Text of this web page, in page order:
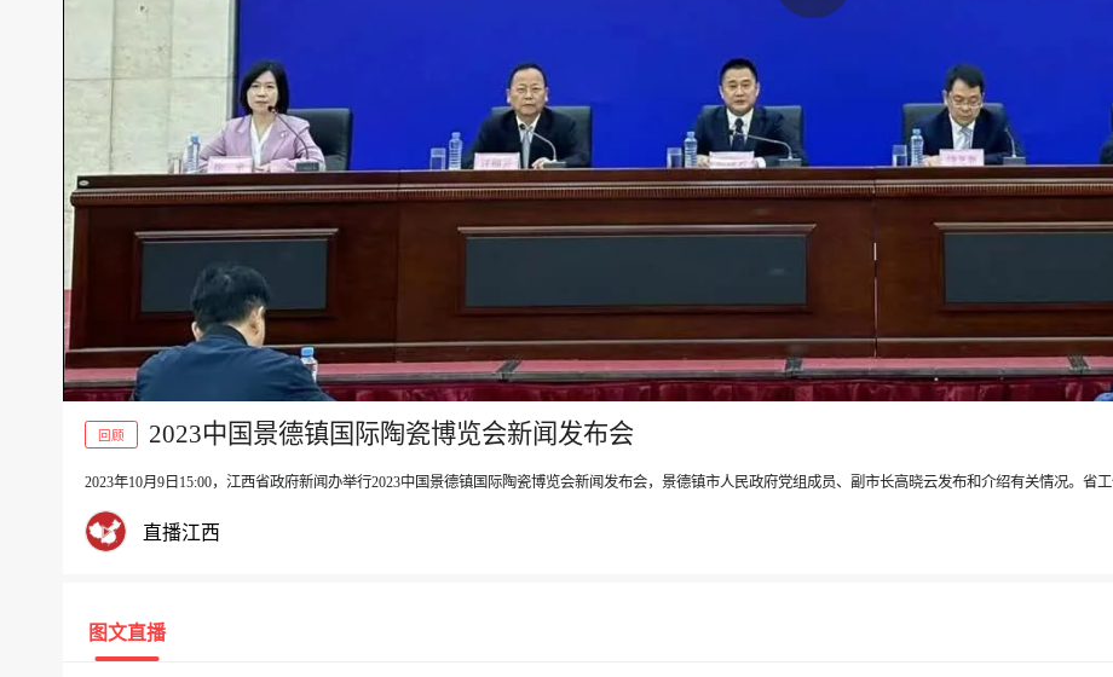
00:00
回顾 2023中国景德镇国际陶瓷博览会新闻发布会
2023年10月9日15:00，江西省政府新闻办举行2023中国景德镇国际陶瓷博览会新闻发布会，景德镇市人民政府党组成员、副市长高晓云发布和介绍有关情况。省工
直播江西
图文直播